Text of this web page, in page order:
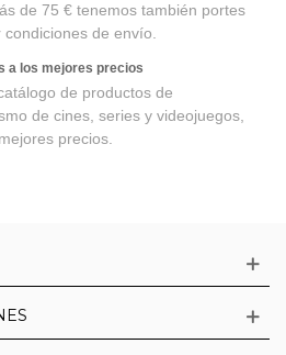
de 75 € tenemos también portes
de envío.
a los mejores precios
de productos de
de cines, series y videojuegos,
precios.